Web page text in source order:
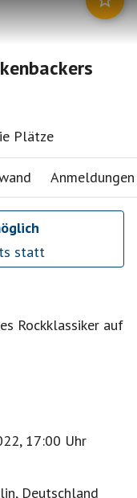
Plätze
Anmeldungen
statt
Rockklassiker auf
17:00 Uhr
Deutschland